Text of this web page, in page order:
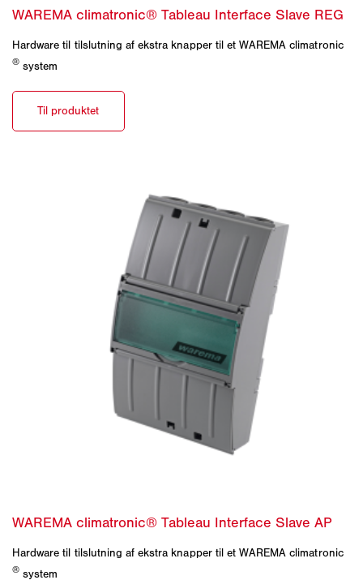
Hardware til tilslutning af ekstra knapper til et WAREMA climatronic
® system
Hardware til tilslutning af ekstra knapper til et WAREMA climatronic
® system